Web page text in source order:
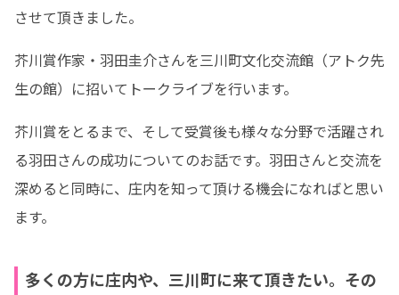
させて頂きました。
芥川賞作家・羽田圭介さんを三川町文化交流館（アトク先
生の館）に招いてトークライブを行います。
芥川賞をとるまで、そして受賞後も様々な分野で活躍され
る羽田さんの成功についてのお話です。羽田さんと交流を
深めると同時に、庄内を知って頂ける機会になればと思い
ます。
多くの方に庄内や、三川町に来て頂きたい。その